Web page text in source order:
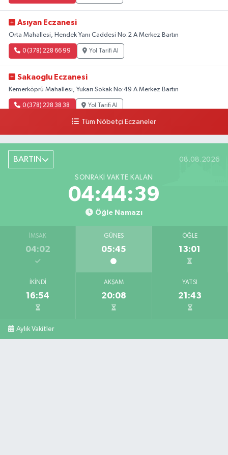
Asıyan Eczanesi
Orta Mahallesi, Hendek Yanı Caddesi No:2 A Merkez Bartın
0 (378) 228 66 99 Yol Tarifi Al
Sakaoglu Eczanesi
Kemerköprü Mahallesi, Yukarı Sokak No:49 A Merkez Bartın
0 (378) 228 38 38 Yol Tarifi Al
Tüm Nöbetçi Eczaneler
BARTIN 08.08.2026
SONRAKI VAKTE KALAN
04:44:38
Öğle Namazı
İMSAK
04:02
GÜNEŞ
05:45
ÖĞLE
13:01
İKINDI
16:54
AKŞAM
20:08
YATSI
21:43
Aylık Vakitler